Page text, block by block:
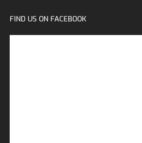
FIND US ON FACEBOOK